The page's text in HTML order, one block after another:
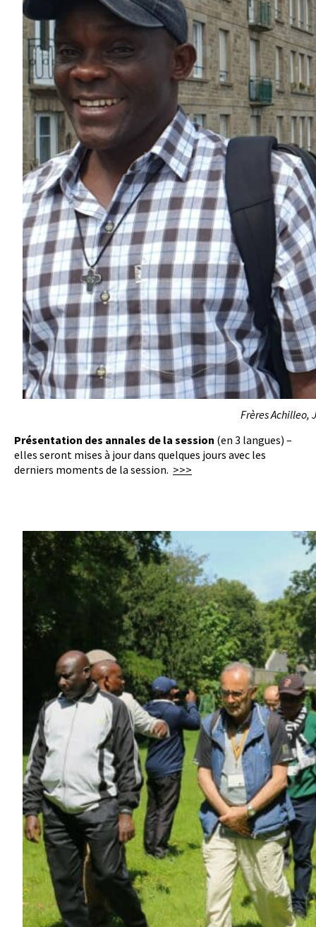
Frères Achilleo,
Présentation des annales de la session (en 3 langues) –
elles seront mises à jour dans quelques jours avec les
derniers moments de la session. >>>